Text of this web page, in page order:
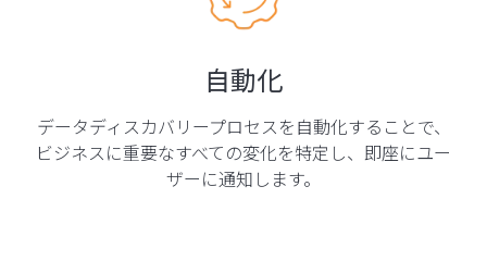
自動化
データディスカバリープロセスを自動化することで、
ビジネスに重要なすべての変化を特定し、即座にユー
ザーに通知します。